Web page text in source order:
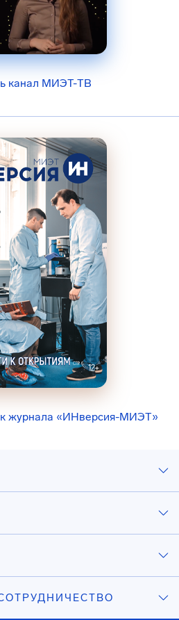
канал МИЭТ-ТВ
журнала «ИНверсия-МИЭТ»